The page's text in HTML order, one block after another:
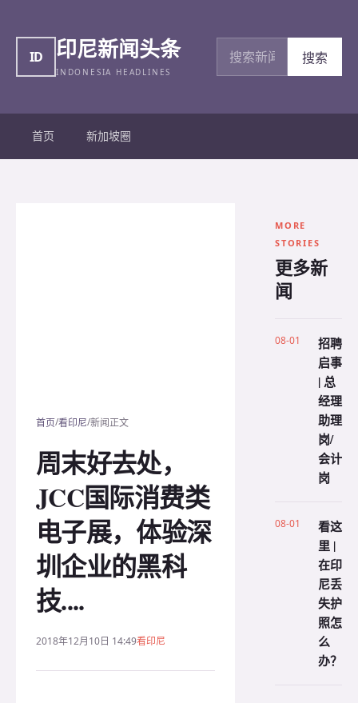
ID 印尼新闻头条
INDONESIA HEADLINES
搜索新闻
搜索
首页 新加坡圈
首页/看印尼/新闻正文
周末好去处，
JCC国际消费类
电子展，体验深
圳企业的黑科
技....
2018年12月10日 14:49看印尼
MORE
STORIES
更多新
闻
08-01
招聘
启事
| 总
经理
助理
岗/
会计
岗
08-01
看这
里 |
在印
尼丢
失护
照怎
么
办？